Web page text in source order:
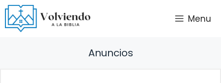
Saltar
al
contenido
Menu
Anuncios